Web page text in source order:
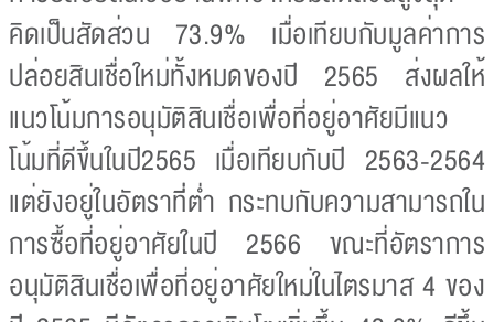
คิดเป็นสัดส่วน 73.9% เมื่อเทียบกับมูลค่าการ
ปล่อยสินเชื่อใหม่ทั้งหมดของปี 2565 ส่งผลให้
แนวโน้มการอนุมัติสินเชื่อเพื่อที่อยู่อาศัยมีแนว
โน้มที่ดีขึ้นในปี2565 เมื่อเทียบกับปี 2563-2564
แต่ยังอยู่ในอัตราที่ี่ตํ่า กระทบกับความสามารถใน
การซื้อที่อยู่อาศัยในปี 2566 ขณะที่อัตราการ
อนุมัติสินเชื่อเพื่อที่อยู่อาศัยใหม่ในไตรมาส 4 ของ